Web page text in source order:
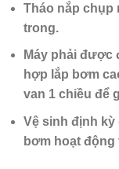
Tháo nắp chụp
trong.
Máy phải được
hợp lắp bơm
van 1 chiều để
Vệ sinh định
bơm hoạt động